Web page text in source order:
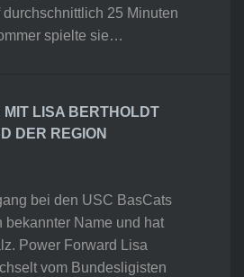
25 Minuten
spielte sie…
LISA BERTHOLDT
DER REGION
bei den USC BasCats
bekannter Name und hat
Power Forward Lisa
vom Bundesligisten